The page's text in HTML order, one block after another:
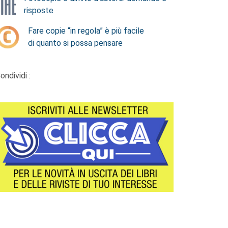
risposte
Fare copie “in regola” è più facile
di quanto si possa pensare
: